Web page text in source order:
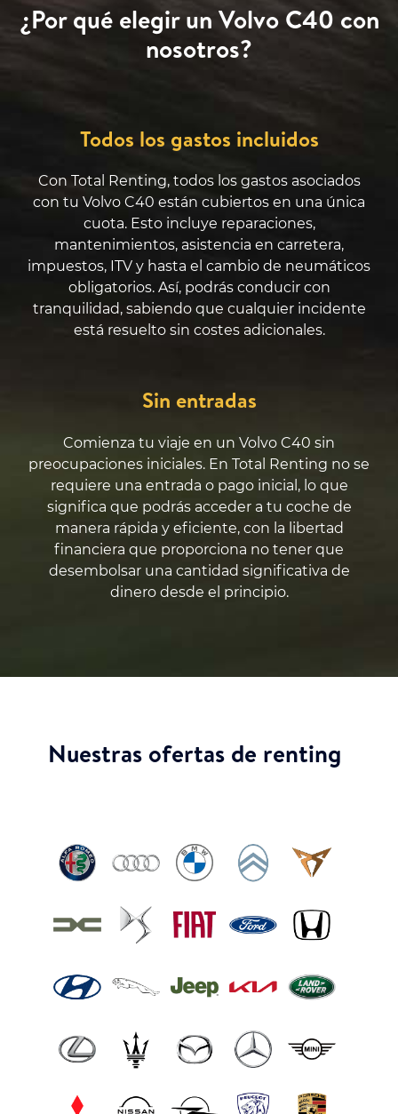
¿Por qué elegir un Volvo C40 con
nosotros?
Todos los gastos incluidos
Con Total Renting, todos los gastos asociados
con tu Volvo C40 están cubiertos en una única
cuota. Esto incluye reparaciones,
mantenimientos, asistencia en carretera,
impuestos, ITV y hasta el cambio de neumáticos
obligatorios. Así, podrás conducir con
tranquilidad, sabiendo que cualquier incidente
está resuelto sin costes adicionales.
Sin entradas
Comienza tu viaje en un Volvo C40 sin
preocupaciones iniciales. En Total Renting no se
requiere una entrada o pago inicial, lo que
significa que podrás acceder a tu coche de
manera rápida y eficiente, con la libertad
financiera que proporciona no tener que
desembolsar una cantidad significativa de
dinero desde el principio.
Nuestras ofertas de renting